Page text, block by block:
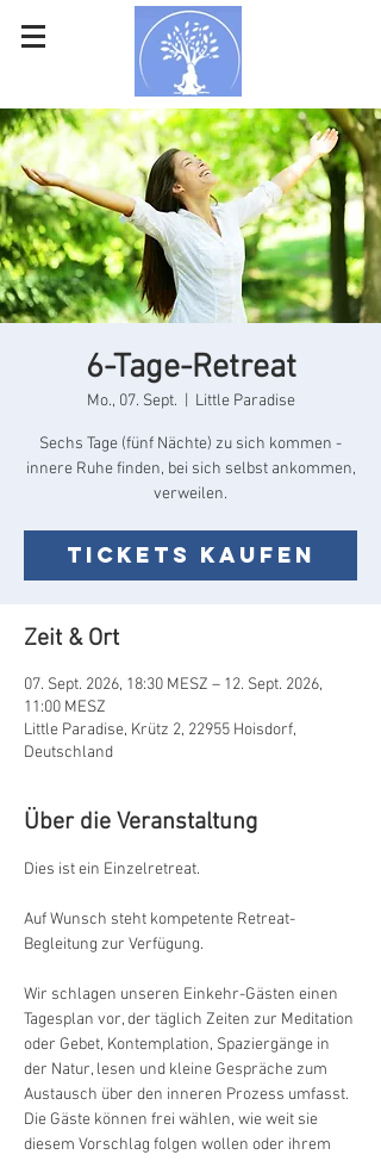
6-Tage-Retreat
Mo., 07. Sept. Little Paradise
Sechs Tage (fünf Nächte) zu sich kommen -
innere Ruhe finden, bei sich selbst ankommen,
verweilen.
Tickets kaufen
Zeit & Ort
07. Sept. 2026, 18:30 MESZ – 12. Sept. 2026,
11:00 MESZ
Little Paradise, Krütz 2, 22955 Hoisdorf,
Deutschland
Über die Veranstaltung
Dies ist ein Einzelretreat.
Auf Wunsch steht kompetente Retreat-
Begleitung zur Verfügung.
Wir schlagen unseren Einkehr-Gästen einen
Tagesplan vor, der täglich Zeiten zur Meditation
oder Gebet, Kontemplation, Spaziergänge in
der Natur, lesen und kleine Gespräche zum
Austausch über den inneren Prozess umfasst.
Die Gäste können frei wählen, wie weit sie
diesem Vorschlag folgen wollen oder ihrem